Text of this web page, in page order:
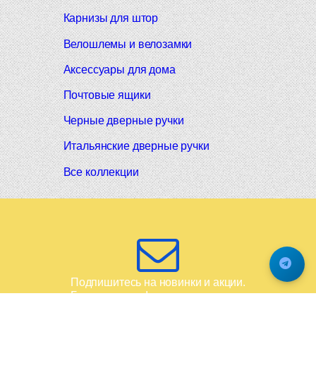
Карнизы для штор
Велошлемы и велозамки
Аксессуары для дома
Почтовые ящики
Черные дверные ручки
Итальянские дверные ручки
Все коллекции
Подпишитесь на новинки и акции.
Будьте в курсе!